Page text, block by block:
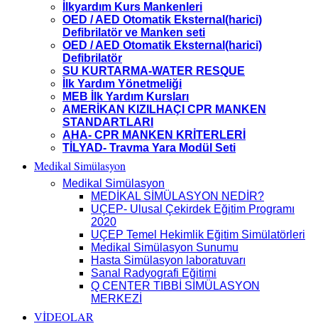
İlkyardım Kurs Mankenleri
OED / AED Otomatik Eksternal(harici)
Defibrilatör ve Manken seti
OED / AED Otomatik Eksternal(harici)
Defibrilatör
SU KURTARMA-WATER RESQUE
İlk Yardım Yönetmeliği
MEB İlk Yardım Kursları
AMERİKAN KIZILHAÇI CPR MANKEN
STANDARTLARI
AHA- CPR MANKEN KRİTERLERİ
TİLYAD- Travma Yara Modül Seti
Medikal Simülasyon
Medikal Simülasyon
MEDİKAL SİMÜLASYON NEDİR?
UÇEP- Ulusal Çekirdek Eğitim Programı
2020
UÇEP Temel Hekimlik Eğitim Simülatörleri
Medikal Simülasyon Sunumu
Hasta Simülasyon laboratuvarı
Sanal Radyografi Eğitimi
Q CENTER TIBBİ SİMÜLASYON
MERKEZİ
VİDEOLAR